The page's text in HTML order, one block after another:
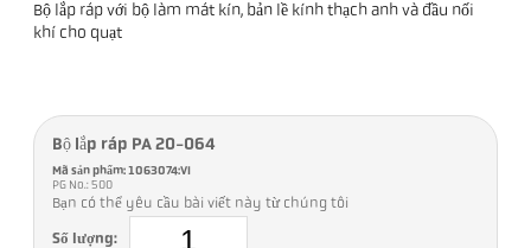
Bộ lắp ráp với bộ làm mát kín, bản lề kính thạch anh và đầu nối
khí cho quạt
Bộ lắp ráp PA 20-064
Mã sản phẩm: 1063074:VI
PG No.: 500
Bạn có thể yêu cầu bài viết này từ chúng tôi
Số lượng: